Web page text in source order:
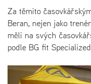
Za těmito
Beran, nejen jako
měli na svých
podle BG fit